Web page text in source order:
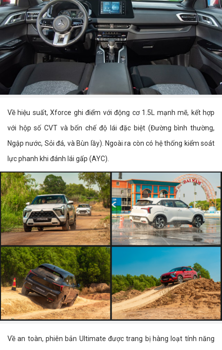
Về hiệu suất, Xforce ghi điểm với động cơ 1.5L mạnh mẽ, kết hợp
với hộp số CVT và bốn chế độ lái đặc biệt (Đường bình thường,
Ngập nước, Sỏi đá, và Bùn lầy). Ngoài ra còn có hệ thống kiểm soát
lực phanh khi đánh lái gấp (AYC).
Về an toàn, phiên bản Ultimate được trang bị hàng loạt tính năng